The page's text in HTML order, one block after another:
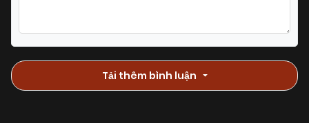
Tải thêm bình luận